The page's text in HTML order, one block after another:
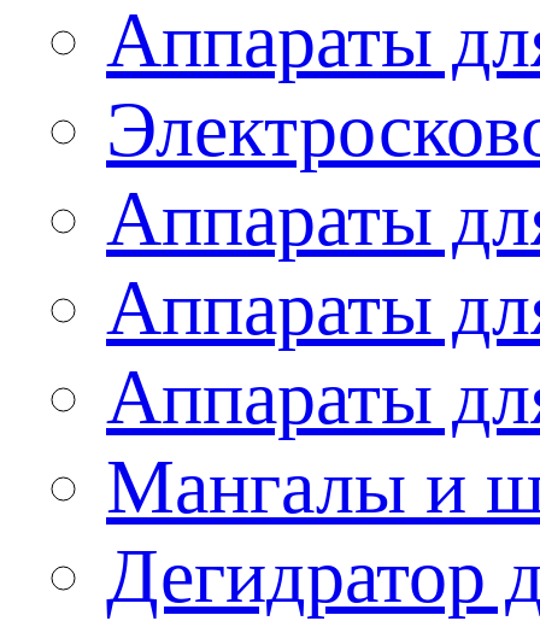
Аппараты
Аппараты
Аппараты
Аппараты
Мангалы и
Дегидратор